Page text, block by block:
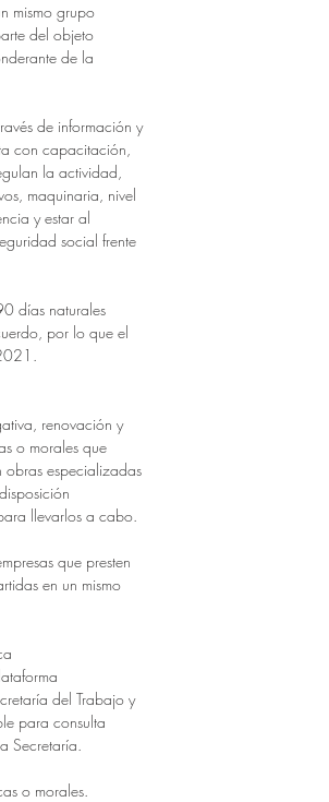
mismo grupo
del objeto
de la
de información y
con capacitación,
la actividad,
maquinaria, nivel
y estar al
social frente
días naturales
por lo que el
renovación y
o morales que
obras especializadas
llevarlos a cabo.
que presten
en un mismo
del Trabajo y
para consulta
Secretaría.
o morales.